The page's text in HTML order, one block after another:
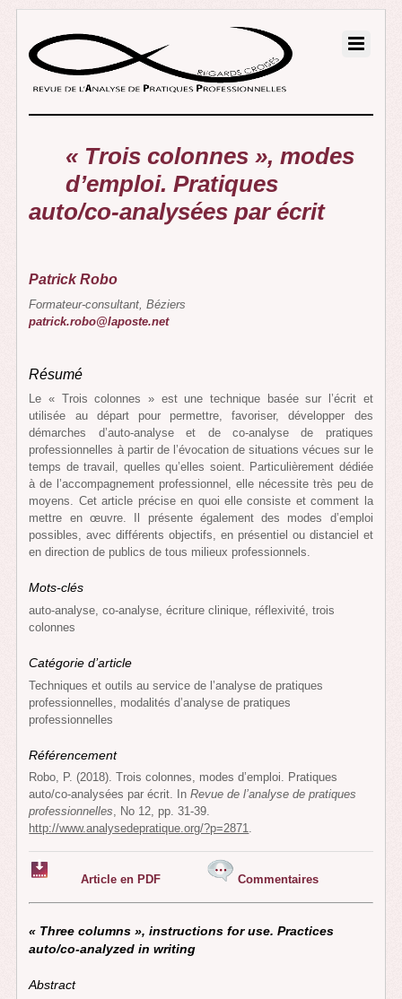
« Trois colonnes », modes
d’emploi. Pratiques
auto/co-analysées par écrit
Patrick Robo
Formateur-consultant, Béziers
patrick.robo@laposte.net
Résumé
Le « Trois colonnes » est une technique basée sur l’écrit et
utilisée au départ pour permettre, favoriser, développer des
démarches d’auto-analyse et de co-analyse de pratiques
professionnelles à partir de l’évocation de situations vécues sur le
temps de travail, quelles qu’elles soient. Particulièrement dédiée
à de l’accompagnement professionnel, elle nécessite très peu de
moyens. Cet article précise en quoi elle consiste et comment la
mettre en œuvre. Il présente également des modes d’emploi
possibles, avec différents objectifs, en présentiel ou distanciel et
en direction de publics de tous milieux professionnels.
Mots-clés
auto-analyse, co-analyse, écriture clinique, réflexivité, trois
colonnes
Catégorie d’article
Techniques et outils au service de l’analyse de pratiques
professionnelles, modalités d’analyse de pratiques
professionnelles
Référencement
Robo, P. (2018). Trois colonnes, modes d’emploi. Pratiques
auto/co-analysées par écrit. InRevue de l’analyse de pratiques
professionnelles, No 12, pp. 31-39.
http://www.analysedepratique.org/?p=2871.
Article en PDF Commentaires
« Three columns », instructions for use. Practices
auto/co-analyzed in writing
Abstract